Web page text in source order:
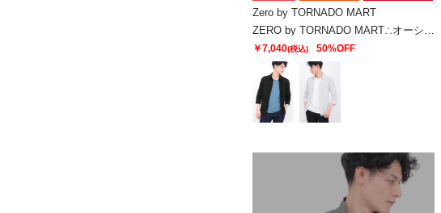
Zero by TORNADO MART
￥7,040(税込) 50%OFF